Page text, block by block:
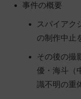
事件の概要
スパイアク
の制作中止
その後の撮
優・海斗（
識不明の重